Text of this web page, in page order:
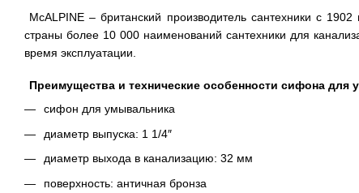
McALPINE – британский производитель сантехники с
страны более 10 000 наименований сантехники для
время эксплуатации.
Преимущества и технические особенности сифона для
сифон для умывальника
диаметр выпуска: 1 1/4″
диаметр выхода в канализацию: 32 мм
поверхность: античная бронза